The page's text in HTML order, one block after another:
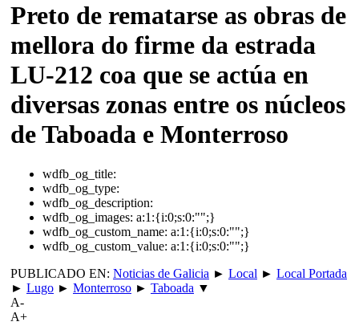
Preto de rematarse as obras de
mellora do firme da estrada
LU-212 coa que se actúa en
diversas zonas entre os núcleos
de Taboada e Monterroso
wdfb_og_title:
wdfb_og_type:
wdfb_og_description:
wdfb_og_images: a:1:{i:0;s:0:"";}
wdfb_og_custom_name: a:1:{i:0;s:0:"";}
wdfb_og_custom_value: a:1:{i:0;s:0:"";}
PUBLICADO EN: Noticias de Galicia ► Local ► Local Portada
► Lugo ► Monterroso ► Taboada ▼
A-
A+